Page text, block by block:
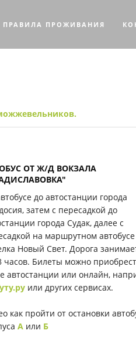
ПРАВИЛА ПРОЖИВАНИЯ
ОТ Ж/Д ВОКЗАЛА
до автостанции города
затем с пересадкой до
города Судак, далее с
на маршрутном
Новый Свет. Дорога
часов. Билеты можно
автостанции или онлайн,
или других сервисах.
как пройти от остановки
Аили Б